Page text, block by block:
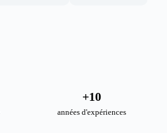
années d'expériences
+10